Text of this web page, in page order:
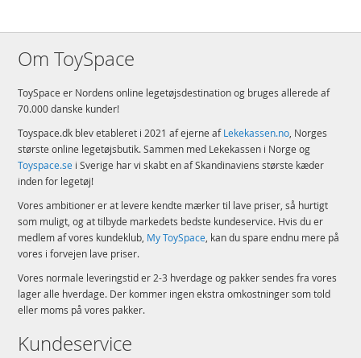
Om ToySpace
ToySpace er Nordens online legetøjsdestination og bruges allerede af
70.000 danske kunder!
Toyspace.dk blev etableret i 2021 af ejerne afLekekassen.no, Norges
største online legetøjsbutik. Sammen med Lekekassen i Norge og
Toyspace.se i Sverige har vi skabt en af Skandinaviens største kæder
inden for legetøj!
Vores ambitioner er at levere kendte mærker til lave priser, så hurtigt
som muligt, og at tilbyde markedets bedste kundeservice. Hvis du er
medlem af vores kundeklub, My ToySpace, kan du spare endnu mere på
vores i forvejen lave priser.
Vores normale leveringstid er 2-3 hverdage og pakker sendes fra vores
lager alle hverdage. Der kommer ingen ekstra omkostninger som told
eller moms på vores pakker.
Kundeservice